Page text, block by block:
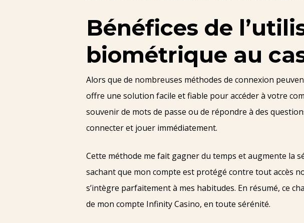
Bénéfices de
biométrique au
Alors que de nombreuses méthodes de connexion
offre une solution facile et fiable pour accéder à votre
souvenir de mots de passe ou de répondre à des
connecter et jouer immédiatement.
Cette méthode me fait gagner du temps et augmente la
sachant que mon compte est protégé contre tout accès
s’intègre parfaitement à mes habitudes. En résumé, ce
de mon compte Infinity Casino, en toute sérénité.